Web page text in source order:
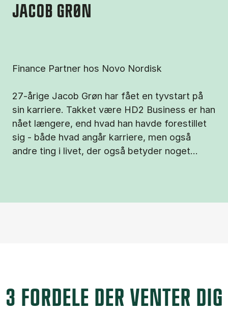
JACOB GRØN
Finance Partner hos Novo Nordisk
27-årige Jacob Grøn har fået en tyvstart på
sin karriere. Takket være HD2 Business er han
nået længere, end hvad han havde forestillet
sig - både hvad angår karriere, men også
andre ting i livet, der også betyder noget...
3 FORDELE DER VENTER DIG